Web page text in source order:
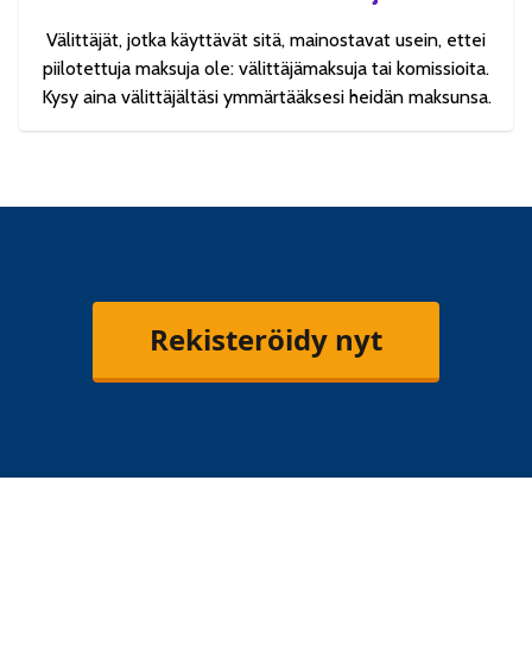
Välittäjät, jotka käyttävät sitä, mainostavat usein, ettei
piilotettuja maksuja ole: välittäjämaksuja tai komissioita.
Kysy aina välittäjältäsi ymmärtääksesi heidän maksunsa.
Rekisteröidy nyt